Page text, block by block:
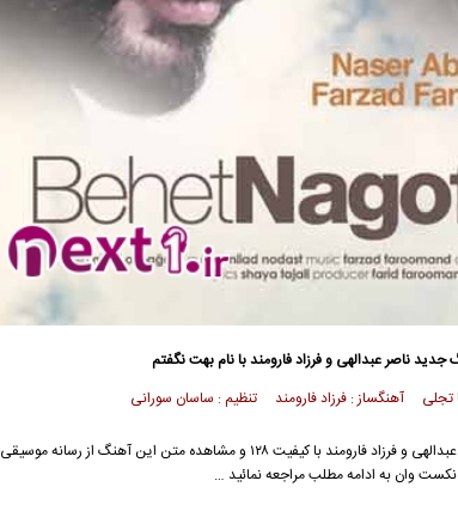
جدیدناصر عبدالهی و فرزاد فارومند با نام بهت نگفتم
تجلی آهنگساز : فرزاد فارومند تنظیم : ساسان سورانی
و فرزاد فارومند با کیفیت ۱۲۸ و مشاهده متن این آهنگ از رسانه موسیقی
نکست وان به ادامه مطلب مراجعه نمائید …